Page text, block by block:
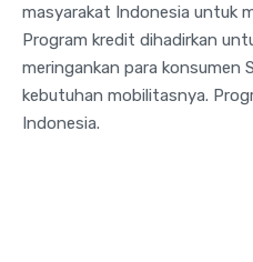
masyarakat Indonesia untuk
Program kredit dihadirkan
meringankan para konsumen
kebutuhan mobilitasnya.
Indonesia.